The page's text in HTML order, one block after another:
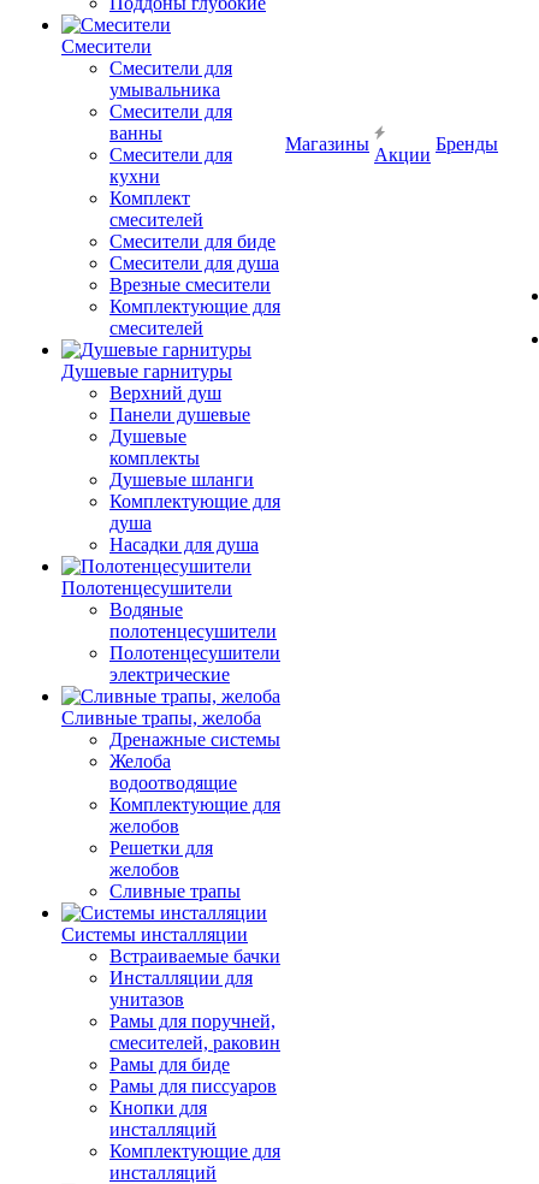
Смесители
Смесители для
умывальника
Смесители для
ванны
Смесители для
кухни
Комплект
смесителей
Смесители для биде
Смесители для душа
Врезные смесители
Комплектующие для
смесителей
Душевые гарнитуры
Верхний душ
Панели душевые
Душевые
комплекты
Душевые шланги
Комплектующие для
душа
Насадки для душа
Полотенцесушители
Водяные
полотенцесушители
Полотенцесушители
электрические
Сливные трапы, желоба
Дренажные системы
Желоба
водоотводящие
Комплектующие для
желобов
Решетки для
желобов
Сливные трапы
Системы инсталляции
Встраиваемые бачки
Инсталляции для
унитазов
Рамы для поручней,
смесителей, раковин
Рамы для биде
Рамы для писсуаров
Кнопки для
инсталляций
Комплектующие для
инсталляций
Магазины
Акции
Бренды